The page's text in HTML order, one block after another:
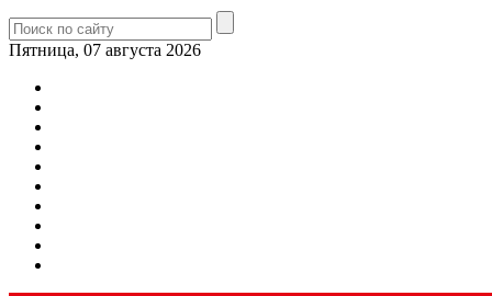
Пятница, 07 августа 2026